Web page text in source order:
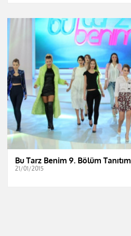
Bu Tarz Benim 9. Bölüm Tanıtım
21/01/2015